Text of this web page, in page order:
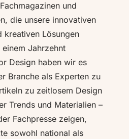
und
die unsere innovativen
kreativen Lösungen
Jahrzehnt
Design haben wir es
Branche als Experten zu
zu zeitlosem Design
Trends und Materialien –
Fachpresse zeigen,
sowohl national als